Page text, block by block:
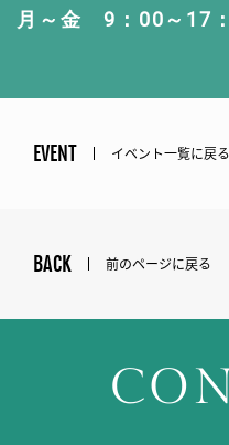
月～金 9：00～17
EVENT イベント一覧に戻る
BACK 前のページに戻る